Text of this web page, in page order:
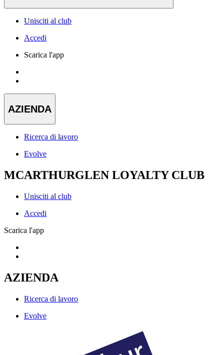
Unisciti al club
Accedi
Scarica l'app
AZIENDA
Ricerca di lavoro
Evolve
MCARTHURGLEN LOYALTY CLUB
Unisciti al club
Accedi
Scarica l'app
AZIENDA
Ricerca di lavoro
Evolve